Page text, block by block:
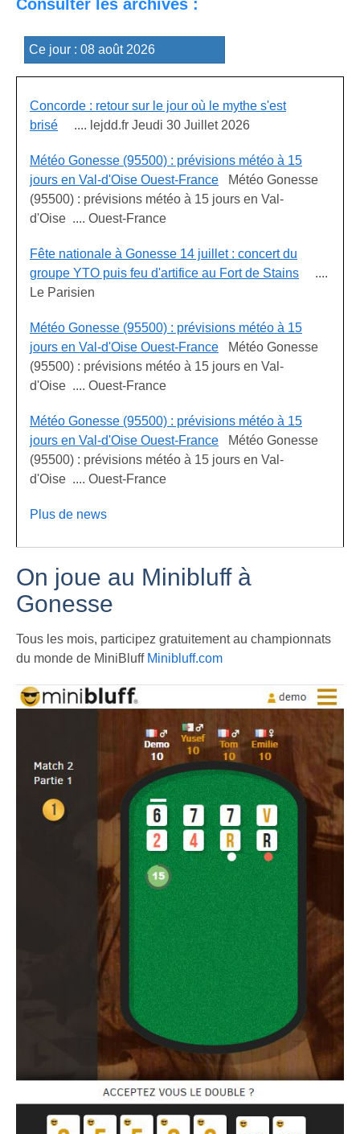
Consulter les archives :
Concorde : retour sur le jour où le mythe s'est
brisé .... lejdd.fr Jeudi 30 Juillet 2026
Météo Gonesse (95500) : prévisions météo à 15
jours en Val-d'Oise Ouest-France Météo Gonesse
(95500) : prévisions météo à 15 jours en Val-
d'Oise .... Ouest-France
Fête nationale à Gonesse 14 juillet : concert du
groupe YTO puis feu d'artifice au Fort de Stains ....
Le Parisien
Météo Gonesse (95500) : prévisions météo à 15
jours en Val-d'Oise Ouest-France Météo Gonesse
(95500) : prévisions météo à 15 jours en Val-
d'Oise .... Ouest-France
Météo Gonesse (95500) : prévisions météo à 15
jours en Val-d'Oise Ouest-France Météo Gonesse
(95500) : prévisions météo à 15 jours en Val-
d'Oise .... Ouest-France
Plus de news
On joue au Minibluff à
Gonesse
Tous les mois, participez gratuitement au championnats
du monde de MiniBluff Minibluff.com